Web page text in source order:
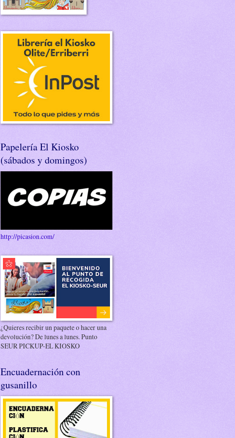
Papelería El Kiosko
(sábados y domingos)
http://picasion.com/
¿Quieres recibir un paquete o hacer una
devolución? De lunes a lunes. Punto
SEUR PICKUP-EL KIOSKO
Encuadernación con
gusanillo